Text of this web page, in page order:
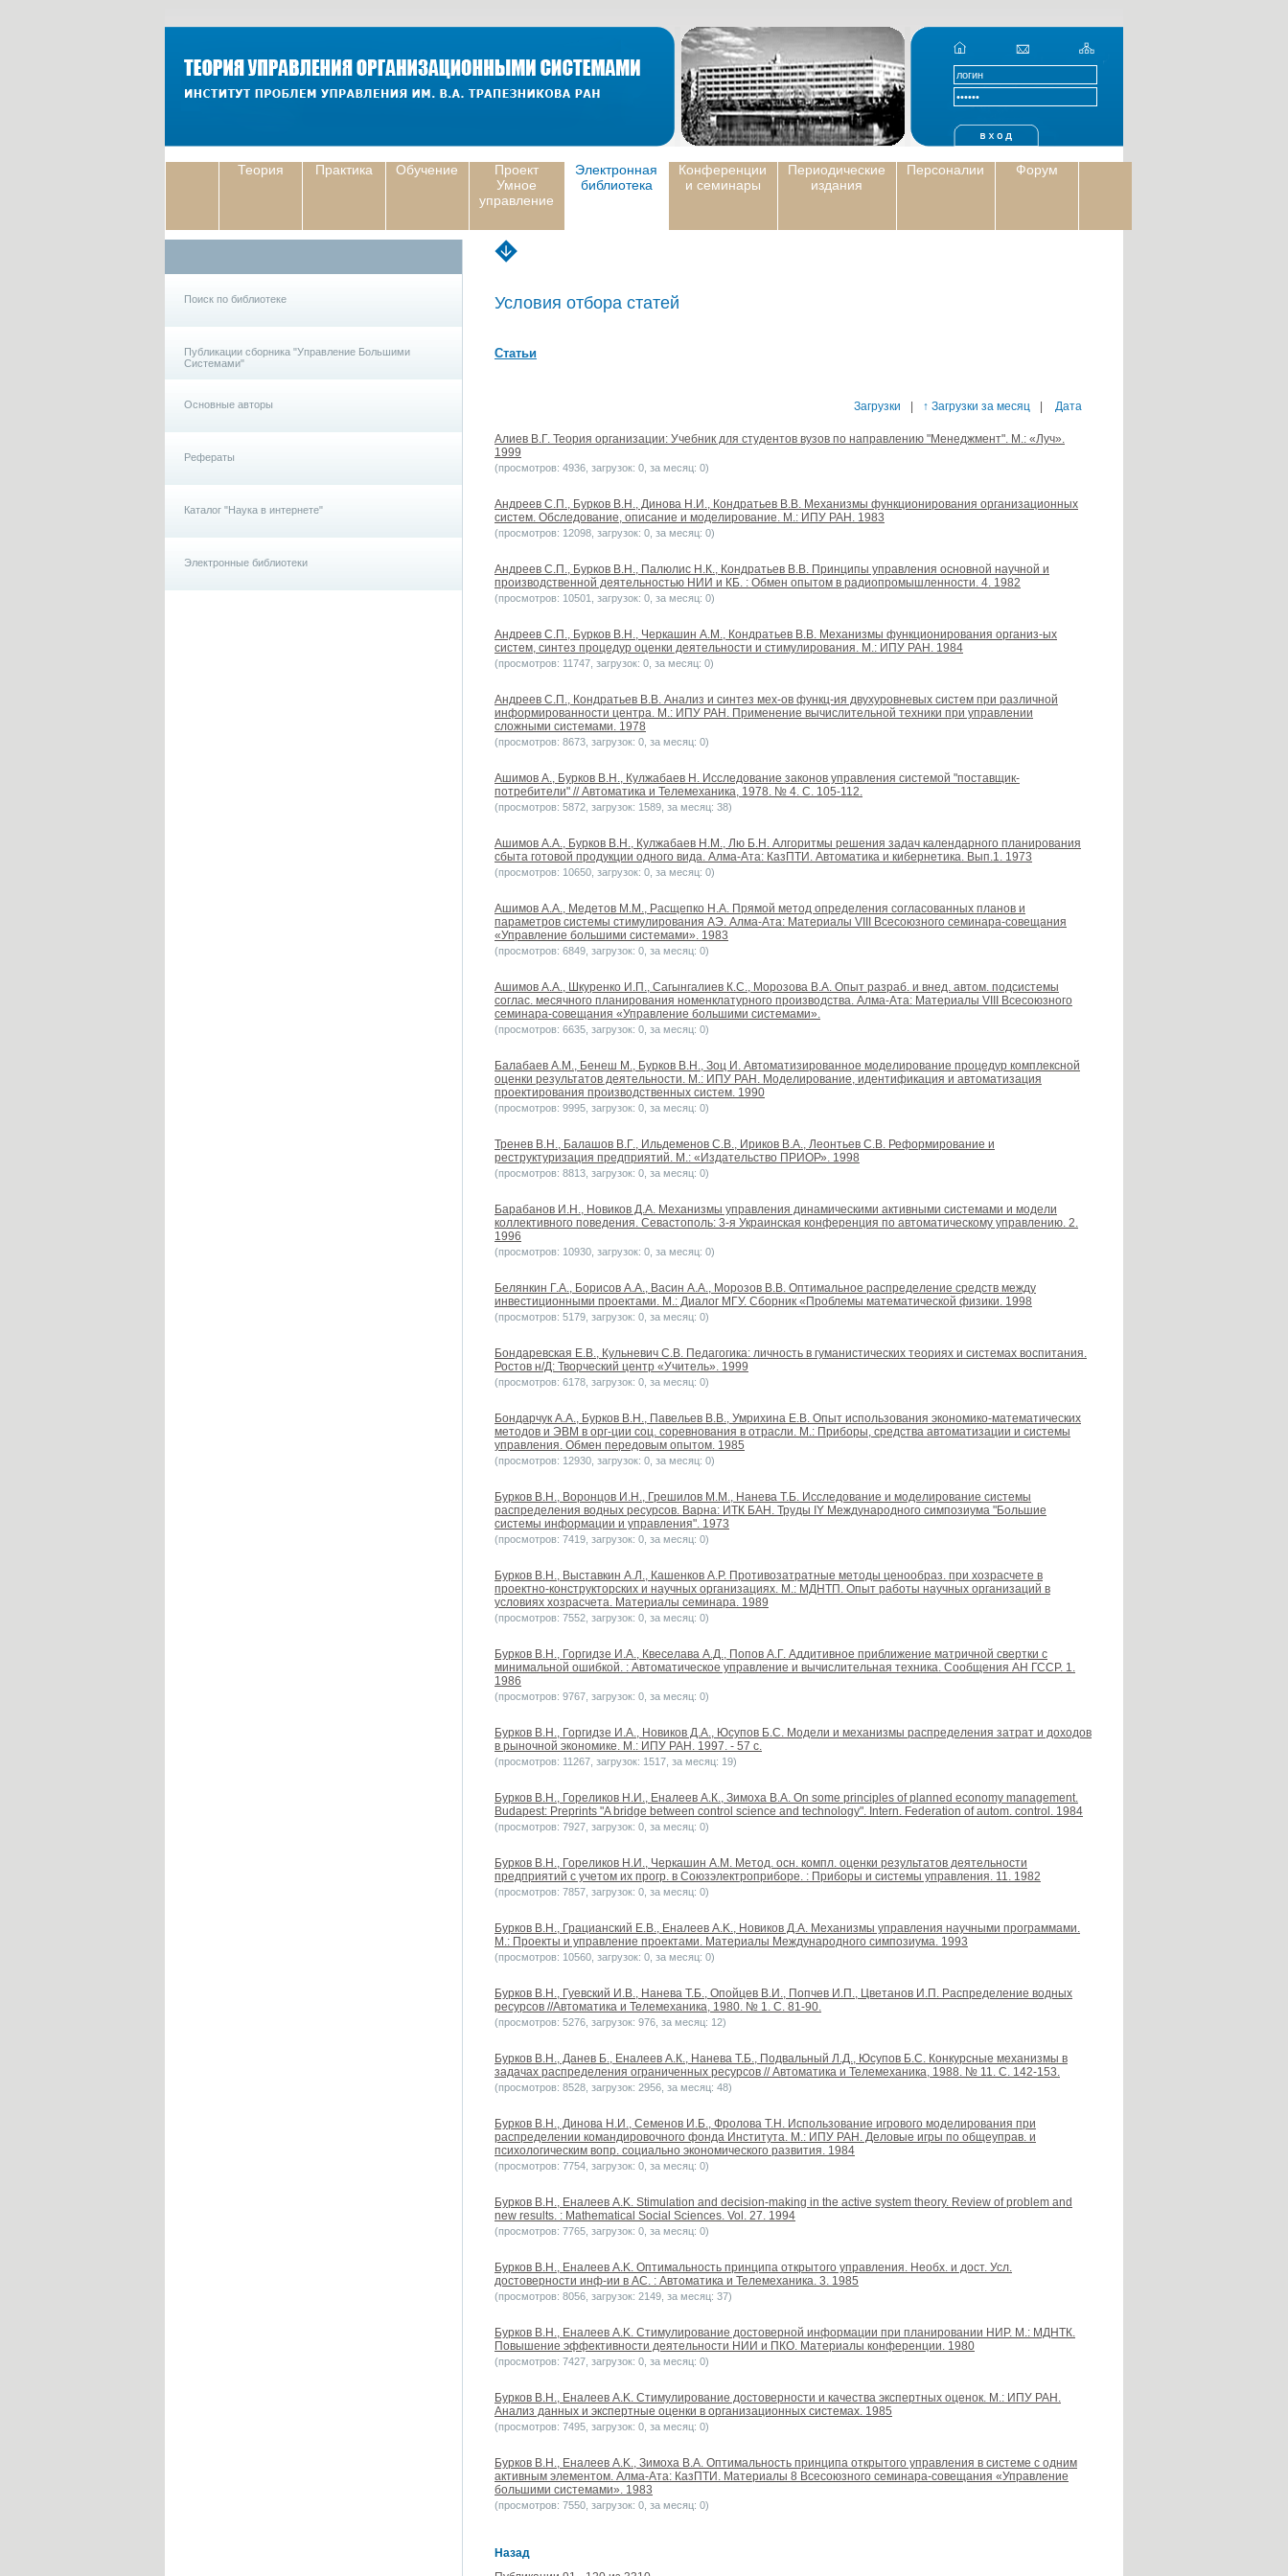
Теория Практика Обучение
Проект
Умное
управление
Электронная
библиотека
Конференции
и семинары
Периодические
издания
Персоналии Форум
Поиск по библиотеке
Публикации сборника "Управление Большими
Системами"
Основные авторы
Рефераты
Каталог "Наука в интернете"
Электронные библиотеки
Условия отбора статей
Статьи
Загрузки ↑ Загрузки за месяц Дата
Алиев В.Г. Теория организации: Учебник для студентов вузов по направлению "Менеджмент". М.: «Луч».
1999
(просмотров: 4936, загрузок: 0, за месяц: 0)
Андреев С.П., Бурков В.Н., Динова Н.И., Кондратьев В.В. Механизмы функционирования организационных
систем. Обследование, описание и моделирование. М.: ИПУ РАН. 1983
(просмотров: 12098, загрузок: 0, за месяц: 0)
Андреев С.П., Бурков В.Н., Палюлис Н.К., Кондратьев В.В. Принципы управления основной научной и
производственной деятельностью НИИ и КБ. : Обмен опытом в радиопромышленности. 4. 1982
(просмотров: 10501, загрузок: 0, за месяц: 0)
Андреев С.П., Бурков В.Н., Черкашин А.М., Кондратьев В.В. Механизмы функционирования организ-ых
систем, синтез процедур оценки деятельности и стимулирования. М.: ИПУ РАН. 1984
(просмотров: 11747, загрузок: 0, за месяц: 0)
Андреев С.П., Кондратьев В.В. Анализ и синтез мех-ов функц-ия двухуровневых систем при различной
информированности центра. М.: ИПУ РАН. Применение вычислительной техники при управлении
сложными системами. 1978
(просмотров: 8673, загрузок: 0, за месяц: 0)
Ашимов А., Бурков В.Н., Кулжабаев Н. Исследование законов управления системой "поставщик-
потребители" // Автоматика и Телемеханика, 1978. № 4. С. 105-112.
(просмотров: 5872, загрузок: 1589, за месяц: 38)
Ашимов А.А., Бурков В.Н., Кулжабаев Н.М., Лю Б.Н. Алгоритмы решения задач календарного планирования
сбыта готовой продукции одного вида. Алма-Ата: КазПТИ. Автоматика и кибернетика. Вып.1. 1973
(просмотров: 10650, загрузок: 0, за месяц: 0)
Ашимов А.А., Медетов М.М., Расщепко Н.А. Прямой метод определения согласованных планов и
параметров системы стимулирования АЭ. Алма-Ата: Материалы VIII Всесоюзного семинара-совещания
«Управление большими системами». 1983
(просмотров: 6849, загрузок: 0, за месяц: 0)
Ашимов А.А., Шкуренко И.П., Сагынгалиев К.С., Морозова В.А. Опыт разраб. и внед. автом. подсистемы
соглас. месячного планирования номенклатурного производства. Алма-Ата: Материалы VIII Всесоюзного
семинара-совещания «Управление большими системами».
(просмотров: 6635, загрузок: 0, за месяц: 0)
Балабаев А.М., Бенеш М., Бурков В.Н., Зоц И. Автоматизированное моделирование процедур комплексной
оценки результатов деятельности. М.: ИПУ РАН. Моделирование, идентификация и автоматизация
проектирования производственных систем. 1990
(просмотров: 9995, загрузок: 0, за месяц: 0)
Тренев В.Н., Балашов В.Г., Ильдеменов С.В., Ириков В.А., Леонтьев С.В. Реформирование и
реструктуризация предприятий. М.: «Издательство ПРИОР». 1998
(просмотров: 8813, загрузок: 0, за месяц: 0)
Барабанов И.Н., Новиков Д.А. Механизмы управления динамическими активными системами и модели
коллективного поведения. Севастополь: 3-я Украинская конференция по автоматическому управлению. 2.
1996
(просмотров: 10930, загрузок: 0, за месяц: 0)
Белянкин Г.А., Борисов А.А., Васин А.А., Морозов В.В. Оптимальное распределение средств между
инвестиционными проектами. М.: Диалог МГУ. Сборник «Проблемы математической физики. 1998
(просмотров: 5179, загрузок: 0, за месяц: 0)
Бондаревская Е.В., Кульневич С.В. Педагогика: личность в гуманистических теориях и системах воспитания.
Ростов н/Д: Творческий центр «Учитель». 1999
(просмотров: 6178, загрузок: 0, за месяц: 0)
Бондарчук А.А., Бурков В.H., Павельев В.B., Умрихина Е.B. Опыт использования экономико-математических
методов и ЭВМ в орг-ции соц. соревнования в отрасли. М.: Приборы, средства автоматизации и системы
управления. Обмен передовым опытом. 1985
(просмотров: 12930, загрузок: 0, за месяц: 0)
Бурков B.H., Воронцов И.Н., Грешилов М.М., Нанева Т.Б. Исследование и моделирование системы
распределения водных ресурсов. Варна: ИТК БАН. Труды IY Международного симпозиума "Большие
системы информации и управления". 1973
(просмотров: 7419, загрузок: 0, за месяц: 0)
Бурков B.H., Выставкин А.Л., Кашенков А.Р. Противозатратные методы ценообраз. при хозрасчете в
проектно-конструкторских и научных организациях. М.: МДНТП. Опыт работы научных организаций в
условиях хозрасчета. Материалы семинара. 1989
(просмотров: 7552, загрузок: 0, за месяц: 0)
Бурков B.H., Горгидзе И.А., Квеселава А.Д., Попов А.Г. Аддитивное приближение матричной свертки с
минимальной ошибкой. : Автоматическое управление и вычислительная техника. Сообщения АН ГССР. 1.
1986
(просмотров: 9767, загрузок: 0, за месяц: 0)
Бурков B.H., Горгидзе И.А., Новиков Д.А., Юсупов Б.С. Модели и механизмы распределения затрат и доходов
в рыночной экономике. М.: ИПУ РАН. 1997. - 57 с.
(просмотров: 11267, загрузок: 1517, за месяц: 19)
Бурков B.H., Гореликов Н.И., Еналеев А.К., Зимоха В.А. On some principles of planned economy management.
Budapest: Preprints "A bridge between control science and technology". Intern. Federation of autom. control. 1984
(просмотров: 7927, загрузок: 0, за месяц: 0)
Бурков В.Н., Гореликов Н.И., Черкашин А.М. Метод. осн. компл. оценки результатов деятельности
предприятий с учетом их прогр. в Союзэлектроприборе. : Приборы и системы управления. 11. 1982
(просмотров: 7857, загрузок: 0, за месяц: 0)
Бурков B.H., Грацианский Е.В., Еналеев A.K., Новиков Д.А. Механизмы управления научными программами.
М.: Проекты и управление проектами. Материалы Международного симпозиума. 1993
(просмотров: 10560, загрузок: 0, за месяц: 0)
Бурков В.Н., Гуевский И.В., Нанева Т.Б., Опойцев В.И., Попчев И.П., Цветанов И.П. Распределение водных
ресурсов //Автоматика и Телемеханика, 1980. № 1. С. 81-90.
(просмотров: 5276, загрузок: 976, за месяц: 12)
Бурков B.H., Данев Б., Еналеев А.К., Нанева Т.Б., Подвальный Л.Д., Юсупов Б.С. Конкурсные механизмы в
задачах распределения ограниченных ресурсов // Автоматика и Телемеханика, 1988. № 11. С. 142-153.
(просмотров: 8528, загрузок: 2956, за месяц: 48)
Бурков B.H., Динова Н.И., Семенов И.Б., Фролова Т.Н. Использование игрового моделирования при
распределении командировочного фонда Института. М.: ИПУ РАН. Деловые игры по общеуправ. и
психологическим вопр. социально экономического развития. 1984
(просмотров: 7754, загрузок: 0, за месяц: 0)
Бурков B.H., Еналеев A.K. Stimulation and decision-making in the active system theory. Review of problem and
new results. : Mathematical Social Sciences. Vol. 27. 1994
(просмотров: 7765, загрузок: 0, за месяц: 0)
Бурков B.H., Еналеев A.K. Оптимальность принципа открытого управления. Необх. и дост. Усл.
достоверности инф-ии в АС. : Автоматика и Телемеханика. 3. 1985
(просмотров: 8056, загрузок: 2149, за месяц: 37)
Бурков B.H., Еналеев A.K. Стимулирование достоверной информации при планировании НИР. М.: МДНТК.
Повышение эффективности деятельности НИИ и ПКО. Материалы конференции. 1980
(просмотров: 7427, загрузок: 0, за месяц: 0)
Бурков B.H., Еналеев A.K. Стимулирование достоверности и качества экспертных оценок. М.: ИПУ РАН.
Анализ данных и экспертные оценки в организационных системах. 1985
(просмотров: 7495, загрузок: 0, за месяц: 0)
Бурков B.H., Еналеев A.K., Зимоха В.А. Оптимальность принципа открытого управления в системе с одним
активным элементом. Алма-Ата: КазПТИ. Материалы 8 Всесоюзного семинара-совещания «Управление
большими системами». 1983
(просмотров: 7550, загрузок: 0, за месяц: 0)
Назад